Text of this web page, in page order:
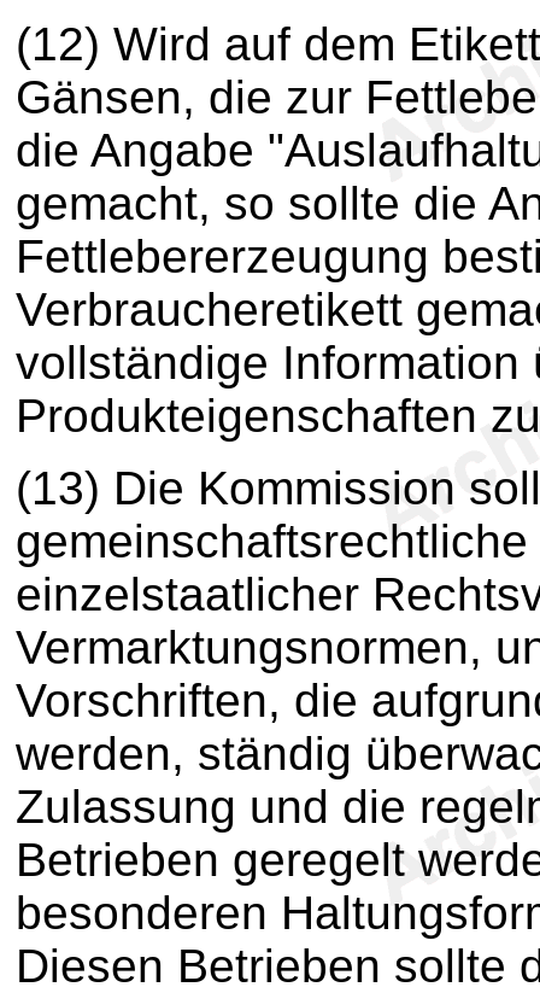
(12) Wird auf dem
Gänsen, die zur
die Angabe
gemacht, so sollte die
Fettlebererzeugung
Verbraucheretikett
vollständige Information
Produkteigenschaften
(13) Die Kommission
einzelstaatlicher
Vermarktungsnormen,
Vorschriften, die
werden, ständig
Zulassung und die
Betrieben geregelt
besonderen
Diesen Betrieben sollte